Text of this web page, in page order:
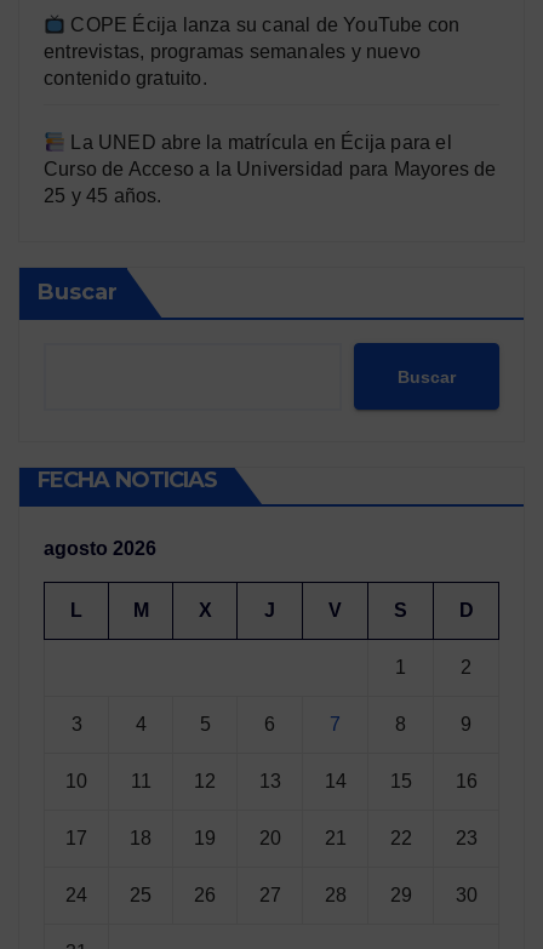
COPE Écija lanza su canal de YouTube con
entrevistas, programas semanales y nuevo
contenido gratuito.
La UNED abre la matrícula en Écija para el
Curso de Acceso a la Universidad para Mayores de
25 y 45 años.
Buscar
Buscar
FECHA NOTICIAS
agosto 2026
L M X J V S D
1 2
3 4 5 6 7 8 9
10 11 12 13 14 15 16
17 18 19 20 21 22 23
24 25 26 27 28 29 30